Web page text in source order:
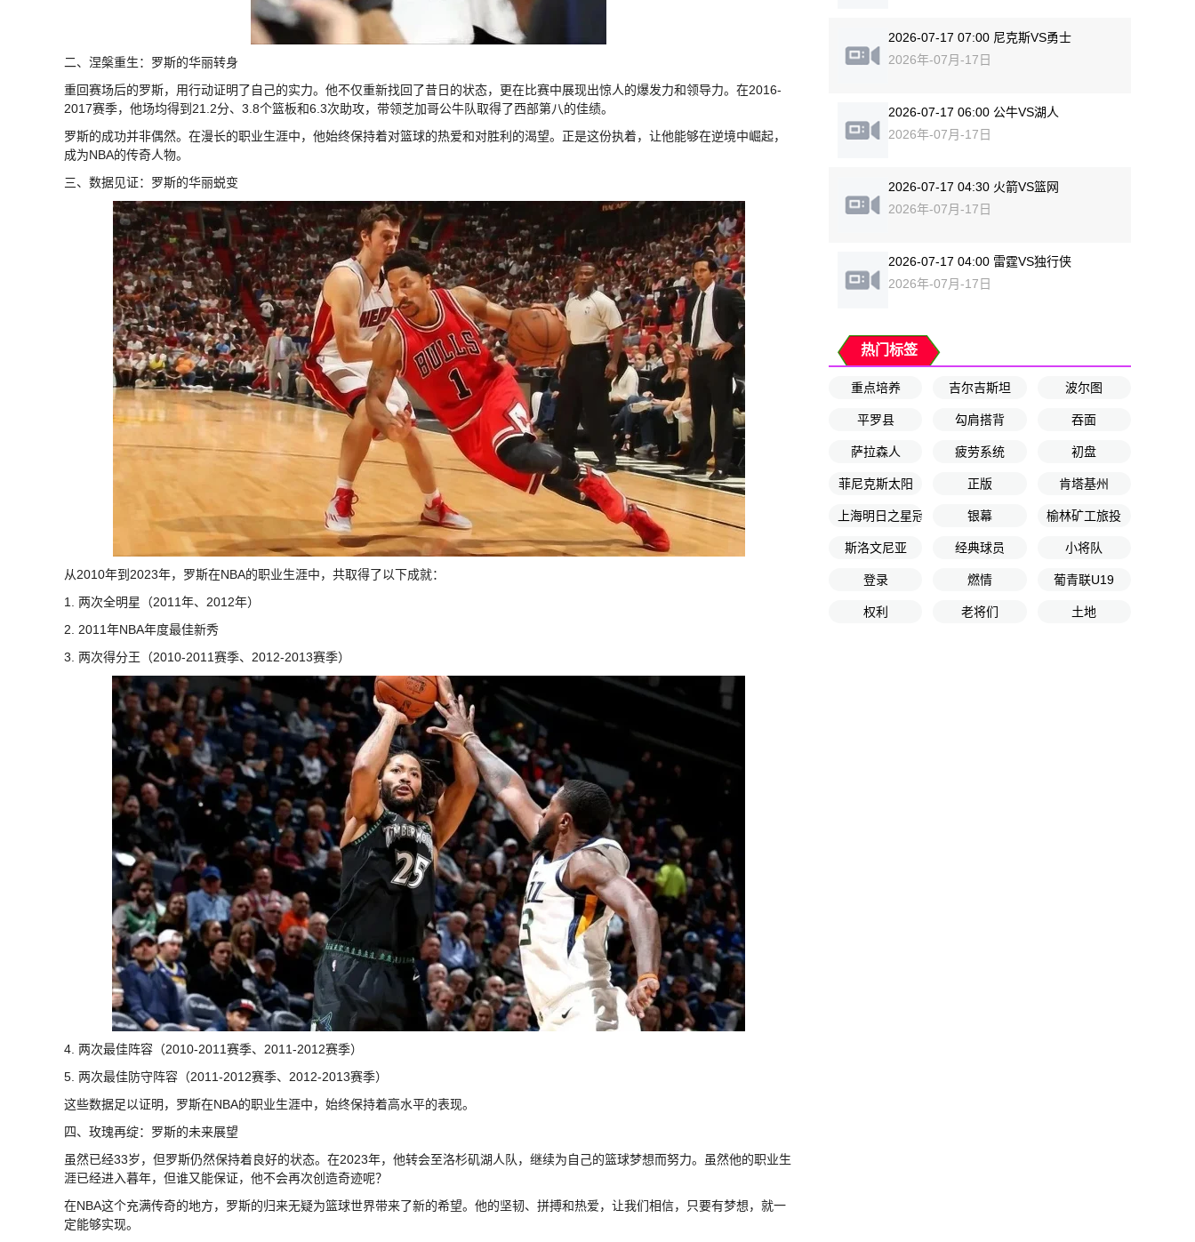
二、涅槃重生：罗斯的华丽转身
重回赛场后的罗斯，用行动证明了自己的实力。他不仅重新找回了昔日的状态，更在比赛中展现出惊人的爆发力和领导力。在2016-
2017赛季，他场均得到21.2分、3.8个篮板和6.3次助攻，带领芝加哥公牛队取得了西部第八的佳绩。
罗斯的成功并非偶然。在漫长的职业生涯中，他始终保持着对篮球的热爱和对胜利的渴望。正是这份执着，让他能够在逆境中崛起，
成为NBA的传奇人物。
三、数据见证：罗斯的华丽蜕变
从2010年到2023年，罗斯在NBA的职业生涯中，共取得了以下成就：
1. 两次全明星（2011年、2012年）
2. 2011年NBA年度最佳新秀
3. 两次得分王（2010-2011赛季、2012-2013赛季）
4. 两次最佳阵容（2010-2011赛季、2011-2012赛季）
5. 两次最佳防守阵容（2011-2012赛季、2012-2013赛季）
这些数据足以证明，罗斯在NBA的职业生涯中，始终保持着高水平的表现。
四、玫瑰再绽：罗斯的未来展望
虽然已经33岁，但罗斯仍然保持着良好的状态。在2023年，他转会至洛杉矶湖人队，继续为自己的篮球梦想而努力。虽然他的职业生
涯已经进入暮年，但谁又能保证，他不会再次创造奇迹呢？
在NBA这个充满传奇的地方，罗斯的归来无疑为篮球世界带来了新的希望。他的坚韧、拼搏和热爱，让我们相信，只要有梦想，就一
定能够实现。
2026-07-17 07:00 尼克斯VS勇士
2026年-07月-17日
2026-07-17 06:00 公牛VS湖人
2026年-07月-17日
2026-07-17 04:30 火箭VS篮网
2026年-07月-17日
2026-07-17 04:00 雷霆VS独行侠
2026年-07月-17日
热门标签
重点培养 吉尔吉斯坦 波尔图
平罗县 勾肩搭背 吞面
萨拉森人 疲劳系统 初盘
菲尼克斯太阳 正版 肯塔基州
上海明日之星冠军杯小组赛A组
银幕 榆林矿工旅投
斯洛文尼亚 经典球员 小将队
登录 燃情 葡青联U19
权利 老将们 土地